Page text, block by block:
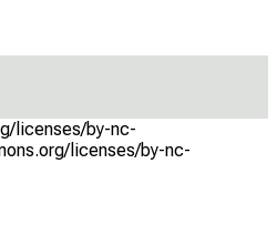
licenses/by-nc-
licenses/by-nc-